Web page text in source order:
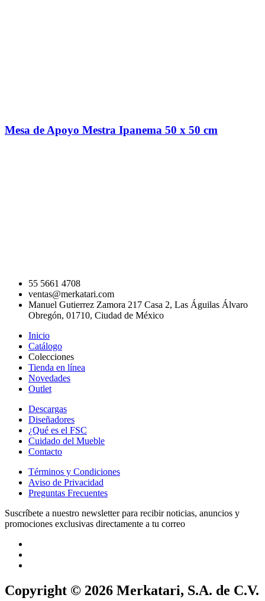
Mesa de Apoyo Mestra Ipanema 50 x 50 cm
55 5661 4708
ventas@merkatari.com
Manuel Gutierrez Zamora 217 Casa 2, Las Águilas Álvaro
Obregón, 01710, Ciudad de México
Inicio
Catálogo
Colecciones
Tienda en línea
Novedades
Outlet
Descargas
Diseñadores
¿Qué es el FSC
Cuidado del Mueble
Contacto
Términos y Condiciones
Aviso de Privacidad
Preguntas Frecuentes
Suscríbete a nuestro newsletter para recibir noticias, anuncios y
promociones exclusivas directamente a tu correo
Copyright © 2026 Merkatari, S.A. de C.V.